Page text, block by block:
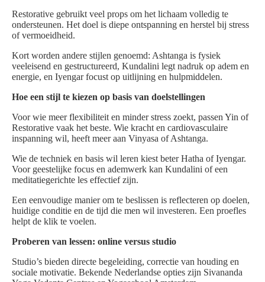
Restorative gebruikt veel props om het lichaam volledig te
ondersteunen. Het doel is diepe ontspanning en herstel bij stress
of vermoeidheid.
Kort worden andere stijlen genoemd: Ashtanga is fysiek
veeleisend en gestructureerd, Kundalini legt nadruk op adem en
energie, en Iyengar focust op uitlijning en hulpmiddelen.
Hoe een stijl te kiezen op basis van doelstellingen
Voor wie meer flexibiliteit en minder stress zoekt, passen Yin of
Restorative vaak het beste. Wie kracht en cardiovasculaire
inspanning wil, heeft meer aan Vinyasa of Ashtanga.
Wie de techniek en basis wil leren kiest beter Hatha of Iyengar.
Voor geestelijke focus en ademwerk kan Kundalini of een
meditatiegerichte les effectief zijn.
Een eenvoudige manier om te beslissen is reflecteren op doelen,
huidige conditie en de tijd die men wil investeren. Een proefles
helpt de klik te voelen.
Proberen van lessen: online versus studio
Studio’s bieden directe begeleiding, correctie van houding en
sociale motivatie. Bekende Nederlandse opties zijn Sivananda